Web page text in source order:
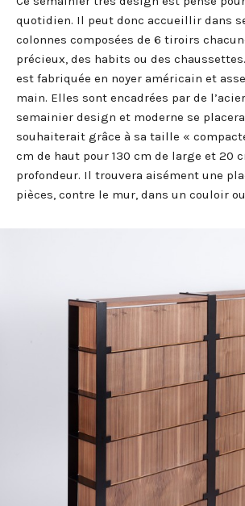
quotidien. Il peut donc accueillir dans
colonnes composées de 6 tiroirs
précieux, des habits ou des
est fabriquée en noyer américain et
main. Elles sont encadrées par de
semainier design et moderne se
souhaiterait grâce à sa taille «
cm de haut pour 130 cm de large et 20
profondeur. Il trouvera aisément une
pièces, contre le mur, dans un couloir